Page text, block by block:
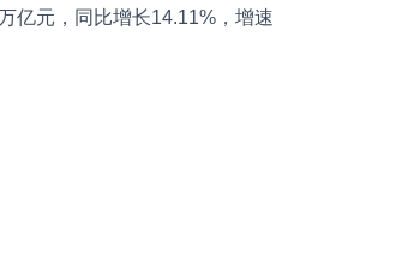
亿元，同比增长14.11%，增速